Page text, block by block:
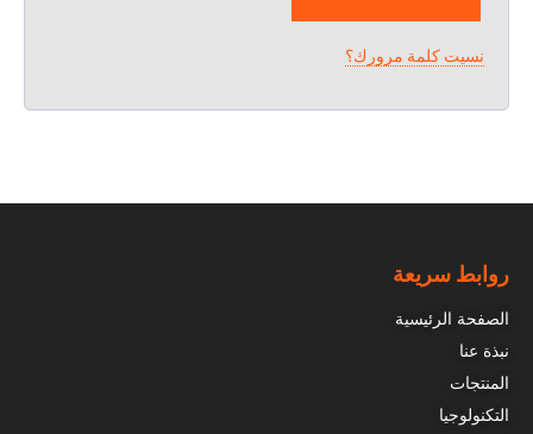
نسيت كلمة مرورك؟
روابط سريعة
الصفحة الرئيسية
نبذة عنا
المنتجات
التكنولوجيا